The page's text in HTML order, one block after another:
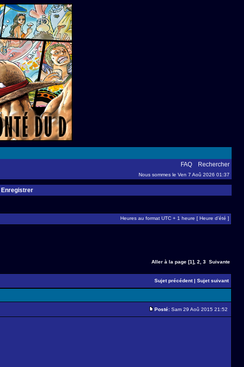
FAQ Rechercher
Nous sommes le Ven 7 Aoû 2026 01:37
Enregistrer
Heures au format UTC + 1 heure [ Heure d’été ]
Aller à la page [1] 2 3 Suivante
Sujet précédent| Sujet suivant
Posté: Sam 29 Aoû 2015 21:52